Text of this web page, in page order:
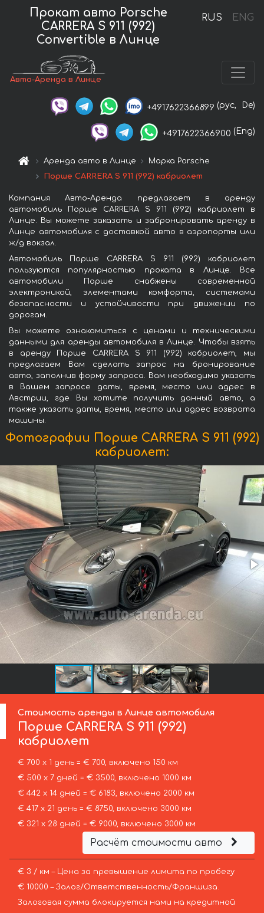
RUS ENG
Прокат авто Porsche
CARRERA S 911 (992)
Convertible в Линце
Авто-Аренда в Линце
+4917622366899 (рус, De)
+4917622366900 (Eng)
Аренда авто в Линце
Марка Porsche
Порше CARRERA S 911 (992) кабриолет
Компания Авто-Аренда предлагает в аренду
автомобиль Порше CARRERA S 911 (992) кабриолет в
Линце. Вы можете заказать и забронировать аренду в
Линце автомобиля с доставкой авто в аэропорты или
ж/д вокзал.
Автомобиль Порше CARRERA S 911 (992) кабриолет
пользуются популярностью проката в Линце. Все
автомобили Порше снабжены современной
электроникой, элементами комфорта, системами
безопасности и устойчивости при движении по
дорогам.
Вы можете ознакомиться с ценами и техническими
данными для аренды автомобиля в Линце. Чтобы взять
в аренду Порше CARRERA S 911 (992) кабриолет, мы
предлагаем Вам сделать запрос на бронирование
авто, заполнив форму запроса. Вам необходимо указать
в Вашем запросе даты, время, место или адрес в
Австрии, где Вы хотите получить данный авто, а
также указать даты, время, место или адрес возврата
машины.
Фотографии Порше CARRERA S 911 (992)
кабриолет:
Стоимость аренды в Линце автомобиля
Порше CARRERA S 911 (992)
кабриолет
€ 700 х 1 день = € 700, включено 150 км
€ 500 х 7 дней = € 3500, включено 1000 км
€ 442 х 14 дней = € 6183, включено 2000 км
€ 417 х 21 день = € 8750, включено 3000 км
€ 321 х 28 дней = € 9000, включено 3000 км
Расчёт стоимости авто
€ 3 / км – Цена за превышение лимита по пробегу
€ 10000 – Залог/Ответственность/Франшиза.
Залоговая сумма блокируется нами на кредитной